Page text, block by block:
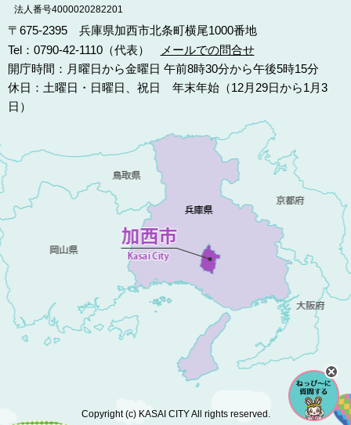
法人番号4000020282201
〒675-2395 兵庫県加西市北条町横尾1000番地
Tel：0790-42-1110（代表）
メールでの問合せ
開庁時間：月曜日から金曜日 午前8時30分から午後5時15分
休日：土曜日・日曜日、祝日 年末年始（12月29日から1月3
日）
Copyright (c) KASAI CITY All rights reserved.